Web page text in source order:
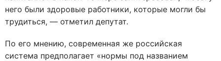
него были здоровые работники, которые могли бы
трудиться, — отметил депутат.
По его мнению, современная же российская
система предполагает «нормы под названием